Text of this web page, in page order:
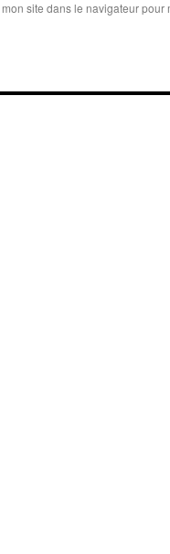
site dans le navigateur